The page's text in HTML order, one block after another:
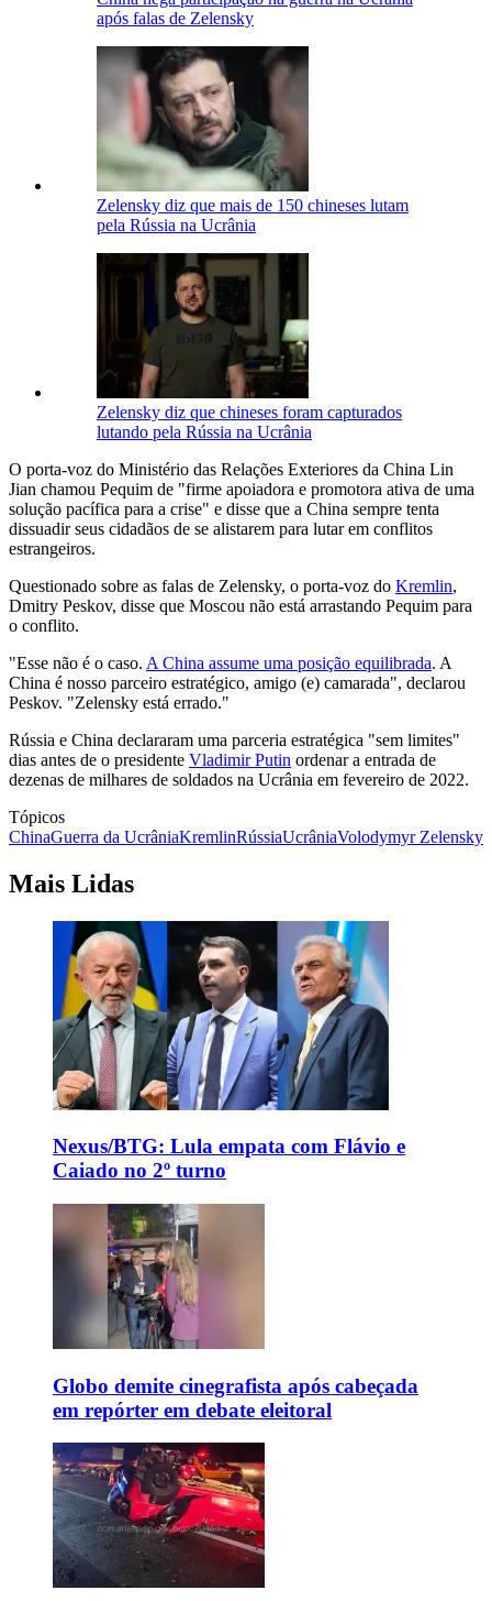
após falas de Zelensky
Zelensky diz que mais de 150 chineses lutam
pela Rússia na Ucrânia
Zelensky diz que chineses foram capturados
lutando pela Rússia na Ucrânia
O porta-voz do Ministério das Relações Exteriores da China Lin
Jian chamou Pequim de "firme apoiadora e promotora ativa de uma
solução pacífica para a crise" e disse que a China sempre tenta
dissuadir seus cidadãos de se alistarem para lutar em conflitos
estrangeiros.
Questionado sobre as falas de Zelensky, o porta-voz do Kremlin,
Dmitry Peskov, disse que Moscou não está arrastando Pequim para
o conflito.
"Esse não é o caso. A China assume uma posição equilibrada. A
China é nosso parceiro estratégico, amigo (e) camarada", declarou
Peskov. "Zelensky está errado."
Rússia e China declararam uma parceria estratégica "sem limites"
dias antes de o presidente Vladimir Putin ordenar a entrada de
dezenas de milhares de soldados na Ucrânia em fevereiro de 2022.
Tópicos
ChinaGuerra da UcrâniaKremlinRússiaUcrâniaVolodymyr Zelensky
Mais Lidas
Nexus/BTG: Lula empata com Flávio e
Caiado no 2º turno
Globo demite cinegrafista após cabeçada
em repórter em debate eleitoral